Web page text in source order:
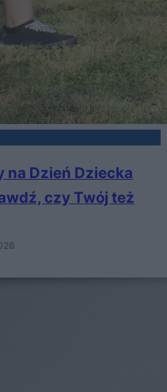
na Dzień Dziecka
czy Twój też